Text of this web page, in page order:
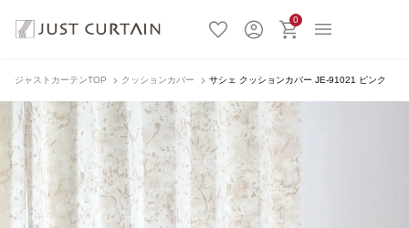
0
ジャストカーテンTOP クッションカバー サシェ クッションカバー JE-91021 ピンク